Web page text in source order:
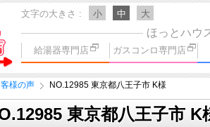
文字の大きさ 小 中 大
ほっとハウ
給湯器専門店 ガスコンロ専門店
様の声 NO.12985 東京都八王子市 K様
東京都八王子市 K